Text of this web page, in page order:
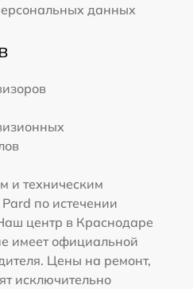
данных
и техническим
по истечении
центр в Краснодаре
имеет официальной
Цены на ремонт,
исключительно